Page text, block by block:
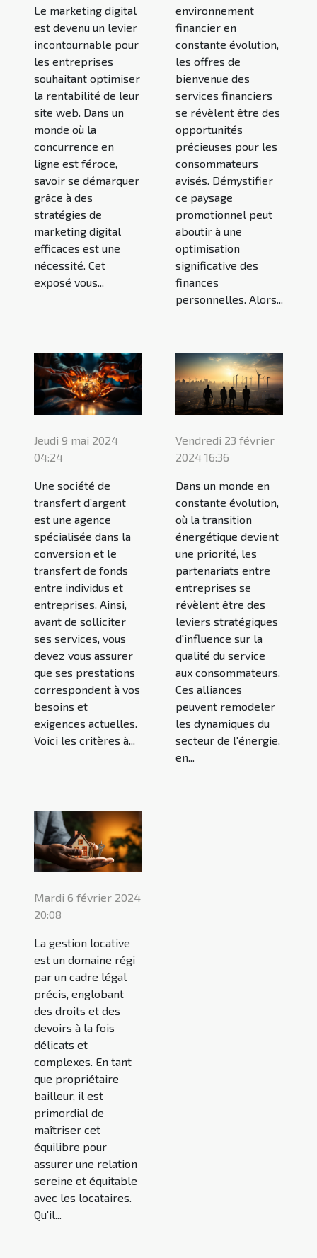
Le marketing digital
est devenu un levier
incontournable pour
les entreprises
souhaitant optimiser
la rentabilité de leur
site web. Dans un
monde où la
concurrence en
ligne est féroce,
savoir se démarquer
grâce à des
stratégies de
marketing digital
efficaces est une
nécessité. Cet
exposé vous...
environnement
financier en
constante évolution,
les offres de
bienvenue des
services financiers
se révèlent être des
opportunités
précieuses pour les
consommateurs
avisés. Démystifier
ce paysage
promotionnel peut
aboutir à une
optimisation
significative des
finances
personnelles. Alors...
Jeudi 9 mai 2024
04:24
Une société de
transfert d’argent
est une agence
spécialisée dans la
conversion et le
transfert de fonds
entre individus et
entreprises. Ainsi,
avant de solliciter
ses services, vous
devez vous assurer
que ses prestations
correspondent à vos
besoins et
exigences actuelles.
Voici les critères à...
Vendredi 23 février
2024 16:36
Dans un monde en
constante évolution,
où la transition
énergétique devient
une priorité, les
partenariats entre
entreprises se
révèlent être des
leviers stratégiques
d'influence sur la
qualité du service
aux consommateurs.
Ces alliances
peuvent remodeler
les dynamiques du
secteur de l'énergie,
en...
Mardi 6 février 2024
20:08
La gestion locative
est un domaine régi
par un cadre légal
précis, englobant
des droits et des
devoirs à la fois
délicats et
complexes. En tant
que propriétaire
bailleur, il est
primordial de
maîtriser cet
équilibre pour
assurer une relation
sereine et équitable
avec les locataires.
Qu'il...